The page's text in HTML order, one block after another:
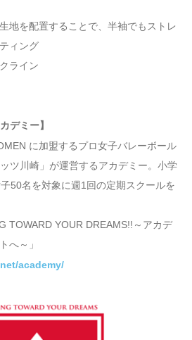
地を配置することで、半袖でもストレ
ィング
ライン
カデミー】
に加盟するプロ女子バレーボール
ツ川崎」が運営するアカデミー。小学
50名を対象に週1回の定期スクールを
TOWARD YOUR DREAMS!!～アカデ
へ～」
academy/